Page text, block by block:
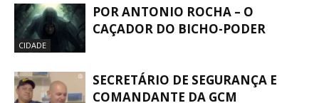
CIDADE
POR ANTONIO ROCHA – O
CAÇADOR DO BICHO-PODER
SECRETÁRIO DE SEGURANÇA E
COMANDANTE DA GCM